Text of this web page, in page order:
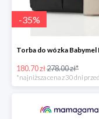
-35%
180.70 zł278.00 zł*